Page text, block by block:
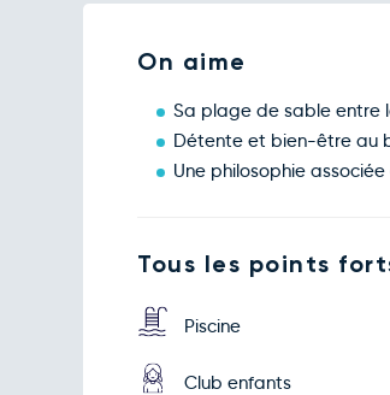
On aime
Sa plage de sable entre
Détente et bien-être au
Une philosophie
Tous les points
Piscine
Club enfants